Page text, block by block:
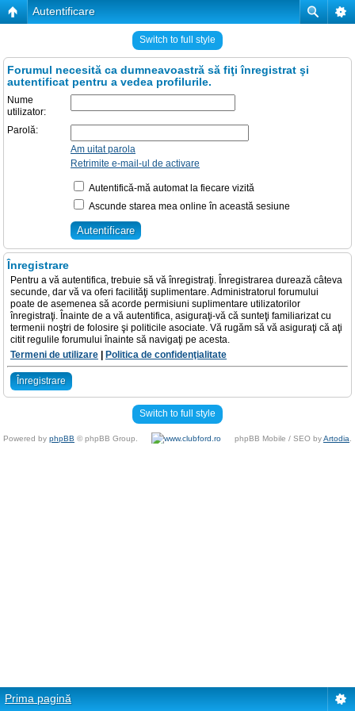
Autentificare
Switch to full style
Forumul necesită ca dumneavoastră să fiţi înregistrat şi
autentificat pentru a vedea profilurile.
Nume
utilizator:
Parolă:
Am uitat parola
Retrimite e-mail-ul de activare
Autentifică-mă automat la fiecare vizită
Ascunde starea mea online în această sesiune
Înregistrare
Pentru a vă autentifica, trebuie să vă înregistraţi. Înregistrarea durează câteva
secunde, dar vă va oferi facilităţi suplimentare. Administratorul forumului
poate de asemenea să acorde permisiuni suplimentare utilizatorilor
înregistraţi. Înainte de a vă autentifica, asiguraţi-vă că sunteţi familiarizat cu
termenii noştri de folosire şi politicile asociate. Vă rugăm să vă asiguraţi că aţi
citit regulile forumului înainte să navigaţi pe acesta.
Termeni de utilizare
Politica de confidenţialitate
Înregistrare
Switch to full style
Powered by phpBB © phpBB Group. phpBB Mobile / SEO byArtodia
Prima pagină